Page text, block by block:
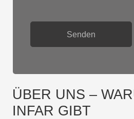
ÜBER UNS –
INFAR GIBT